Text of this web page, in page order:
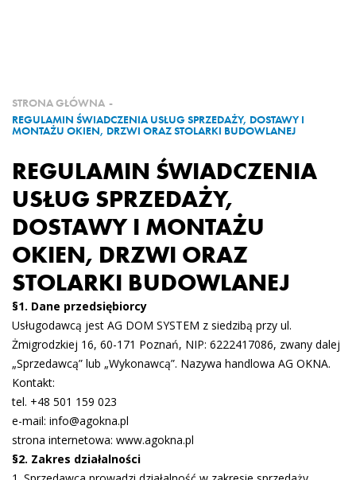
NASZE REALIZACJE
ZOSTAŃ PARTNEREM
KONTAKT
STRONA GŁÓWNA -
REGULAMIN ŚWIADCZENIA USŁUG SPRZEDAŻY, DOSTAWY I
MONTAŻU OKIEN, DRZWI ORAZ STOLARKI BUDOWLANEJ
REGULAMIN ŚWIADCZENIA
USŁUG SPRZEDAŻY,
DOSTAWY I MONTAŻU
OKIEN, DRZWI ORAZ
STOLARKI BUDOWLANEJ
§1. Dane przedsiębiorcy
Usługodawcą jest AG DOM SYSTEM z siedzibą przy ul.
Żmigrodzkiej 16, 60-171 Poznań, NIP: 6222417086, zwany dalej
„Sprzedawcą” lub „Wykonawcą”. Nazywa handlowa AG OKNA.
Kontakt:
tel. +48 501 159 023
e-mail: info@agokna.pl
strona internetowa: www.agokna.pl
§2. Zakres działalności